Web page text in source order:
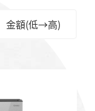
金額(低→高)